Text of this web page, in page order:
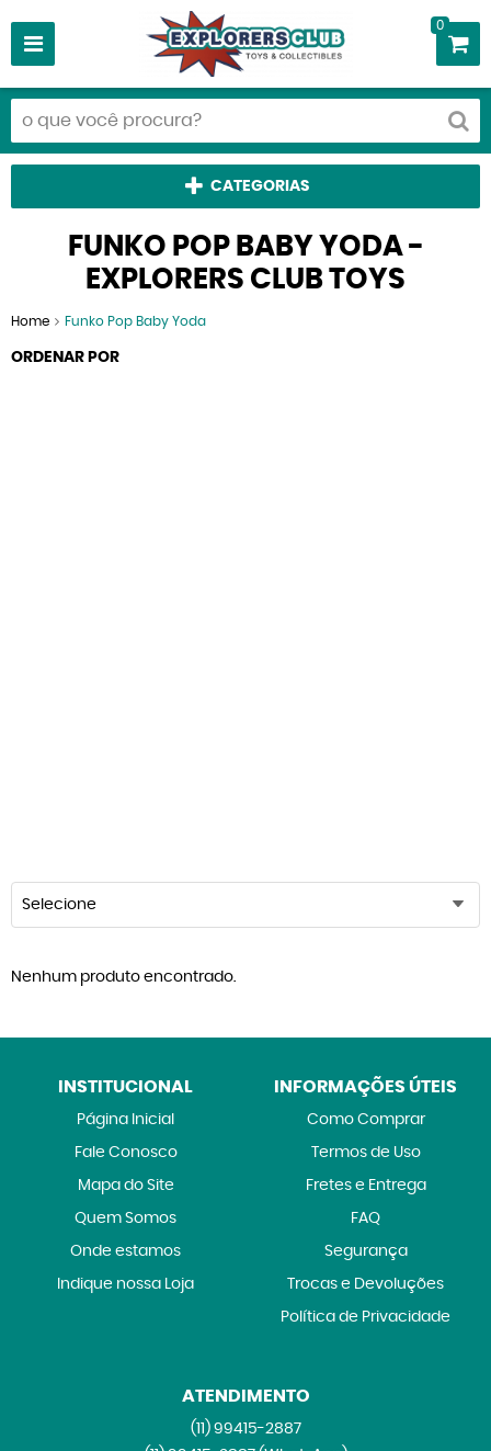
0
CATEGORIAS
FUNKO POP BABY YODA -
EXPLORERS CLUB TOYS
Home Funko Pop Baby Yoda
ORDENAR POR
Selecione
Nenhum produto encontrado.
INSTITUCIONAL
Página Inicial
Fale Conosco
Mapa do Site
Quem Somos
Onde estamos
Indique nossa Loja
INFORMAÇÕES ÚTEIS
Como Comprar
Termos de Uso
Fretes e Entrega
FAQ
Segurança
Trocas e Devoluções
Política de Privacidade
ATENDIMENTO
(11)99415-2887